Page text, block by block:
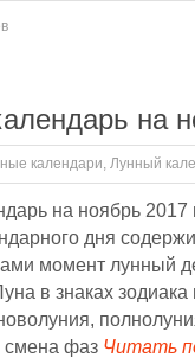
на
календари, Лунный
на ноябрь
дня
момент лунный
в знаках
смена фаз Читать